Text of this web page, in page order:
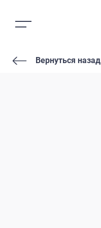
Вернуться назад